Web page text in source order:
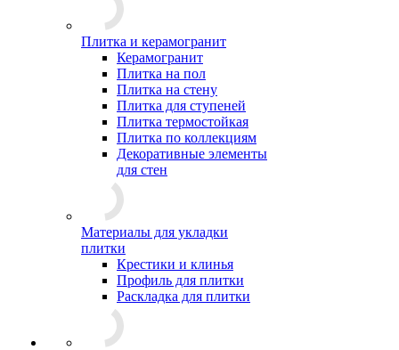
Плитка и керамогранит
Керамогранит
Плитка на пол
Плитка на стену
Плитка для ступеней
Плитка термостойкая
Плитка по коллекциям
Декоративные элементы
для стен
Материалы для укладки
плитки
Крестики и клинья
Профиль для плитки
Раскладка для плитки